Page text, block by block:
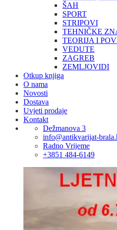
ŠAH
SPORT
STRIPOVI
TEHNIČKE
TEORIJA I
VEDUTE
ZAGREB
ZEMLJOVIDI
Otkup knjiga
O nama
Novosti
Dostava
Uvjeti prodaje
Kontakt
Dežmanova 3
info@antikvarijat-
Radno Vrijeme
+3851 484-6149